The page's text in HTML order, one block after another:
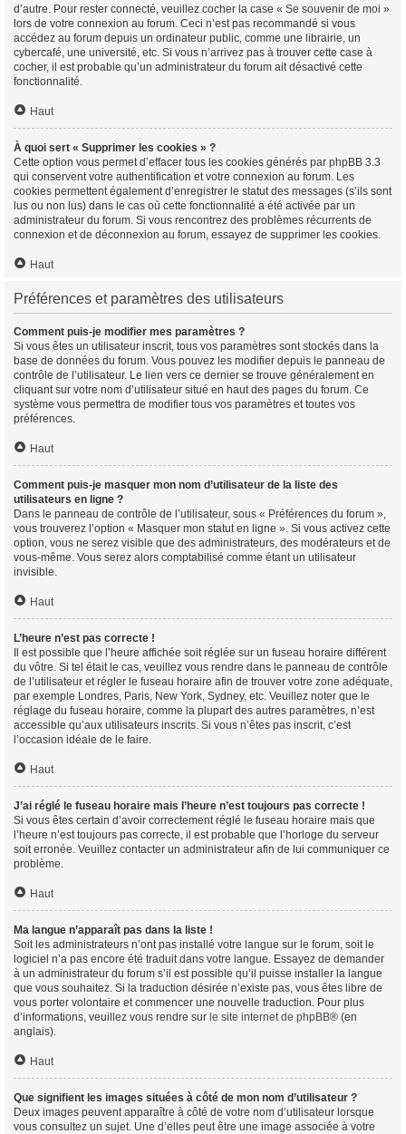
d’autre. Pour rester connecté, veuillez cocher la case « Se souvenir de moi »
lors de votre connexion au forum. Ceci n’est pas recommandé si vous
accédez au forum depuis un ordinateur public, comme une librairie, un
cybercafé, une université, etc. Si vous n’arrivez pas à trouver cette case à
cocher, il est probable qu’un administrateur du forum ait désactivé cette
fonctionnalité.
Haut
À quoi sert « Supprimer les cookies » ?
Cette option vous permet d’effacer tous les cookies générés par phpBB 3.3
qui conservent votre authentification et votre connexion au forum. Les
cookies permettent également d’enregistrer le statut des messages (s’ils sont
lus ou non lus) dans le cas où cette fonctionnalité a été activée par un
administrateur du forum. Si vous rencontrez des problèmes récurrents de
connexion et de déconnexion au forum, essayez de supprimer les cookies.
Haut
Préférences et paramètres des utilisateurs
Comment puis-je modifier mes paramètres ?
Si vous êtes un utilisateur inscrit, tous vos paramètres sont stockés dans la
base de données du forum. Vous pouvez les modifier depuis le panneau de
contrôle de l’utilisateur. Le lien vers ce dernier se trouve généralement en
cliquant sur votre nom d’utilisateur situé en haut des pages du forum. Ce
système vous permettra de modifier tous vos paramètres et toutes vos
préférences.
Haut
Comment puis-je masquer mon nom d’utilisateur de la liste des
utilisateurs en ligne ?
Dans le panneau de contrôle de l’utilisateur, sous « Préférences du forum »,
vous trouverez l’option « Masquer mon statut en ligne ». Si vous activez cette
option, vous ne serez visible que des administrateurs, des modérateurs et de
vous-même. Vous serez alors comptabilisé comme étant un utilisateur
invisible.
Haut
L’heure n’est pas correcte !
Il est possible que l’heure affichée soit réglée sur un fuseau horaire différent
du vôtre. Si tel était le cas, veuillez vous rendre dans le panneau de contrôle
de l’utilisateur et régler le fuseau horaire afin de trouver votre zone adéquate,
par exemple Londres, Paris, New York, Sydney, etc. Veuillez noter que le
réglage du fuseau horaire, comme la plupart des autres paramètres, n’est
accessible qu’aux utilisateurs inscrits. Si vous n’êtes pas inscrit, c’est
l’occasion idéale de le faire.
Haut
J’ai réglé le fuseau horaire mais l’heure n’est toujours pas correcte !
Si vous êtes certain d’avoir correctement réglé le fuseau horaire mais que
l’heure n’est toujours pas correcte, il est probable que l’horloge du serveur
soit erronée. Veuillez contacter un administrateur afin de lui communiquer ce
problème.
Haut
Ma langue n’apparaît pas dans la liste !
Soit les administrateurs n’ont pas installé votre langue sur le forum, soit le
logiciel n’a pas encore été traduit dans votre langue. Essayez de demander
à un administrateur du forum s’il est possible qu’il puisse installer la langue
que vous souhaitez. Si la traduction désirée n’existe pas, vous êtes libre de
vous porter volontaire et commencer une nouvelle traduction. Pour plus
d’informations, veuillez vous rendre sur le site internet de phpBB® (en
anglais).
Haut
Que signifient les images situées à côté de mon nom d’utilisateur ?
Deux images peuvent apparaître à côté de votre nom d’utilisateur lorsque
vous consultez un sujet. Une d’elles peut être une image associée à votre